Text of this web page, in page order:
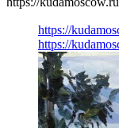
https://
https://